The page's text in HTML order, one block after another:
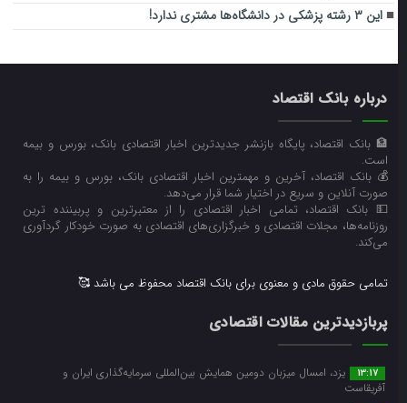
این ۳ رشته پزشکی در دانشگاه‌ها مشتری ندارد!
درباره بانک اقتصاد
🏦 بانک اقتصاد، پایگاه بازنشر جدیدترین اخبار اقتصادی بانک، بورس و بیمه
است.
💰 بانک اقتصاد، آخرین و مهمترین اخبار اقتصادی بانک، بورس و بیمه را به
صورت آنلاین و سریع در اختیار شما قرار می‌‌دهد.
💵 بانک اقتصاد، تمامی اخبار اقتصادی را از معتبرترین و پربیننده ترین
روزنامه‌ها، مجلات اقتصادی و خبرگزاری‌های اقتصادی به صورت خودکار گردآوری
می‌کند.
تمامی حقوق مادی و معنوی برای بانک اقتصاد محفوظ می باشد 🥰
پربازدیدترین مقالات اقتصادی
13:17
یزد، امسال میزبان دومین همایش بین‌المللی سرمایه‌گذاری ایران و
آفریقاست